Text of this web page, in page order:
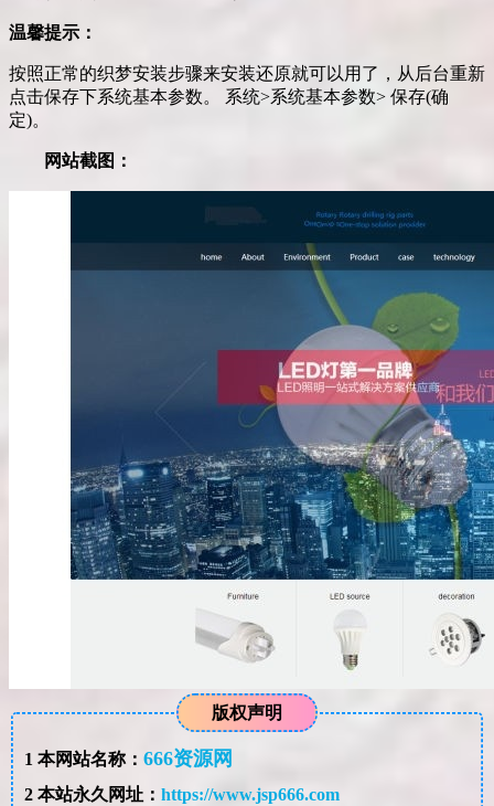
温馨提示：
按照正常的织梦安装步骤来安装还原就可以用了，从后台重新
点击保存下系统基本参数。 系统>系统基本参数> 保存(确
定)。
网站截图：
版权声明
1 本网站名称： 666资源网
2本站永久网址： https://www.jsp666.com